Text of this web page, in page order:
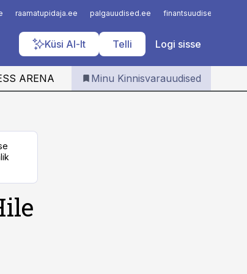
raamatupidaja.ee palgauudised.ee finantsuudised.ee
Küsi AI-lt Telli Logi sisse
Iseteenindus
Telli Kinnisvarauudised
ARENA Minu Kinnisvarauudised